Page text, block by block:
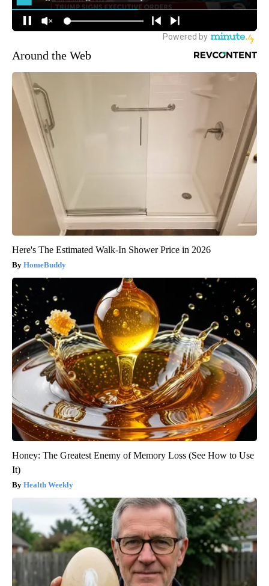
Around the Web
Here's The Estimated Walk-In Shower Price in 2026
HomeBuddy
Honey: The Greatest Enemy of Memory Loss (See How to Use
It)
Health Weekly